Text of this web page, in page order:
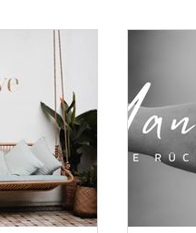
Spiritualität & Intuition
Innere Prozesse & Wandel